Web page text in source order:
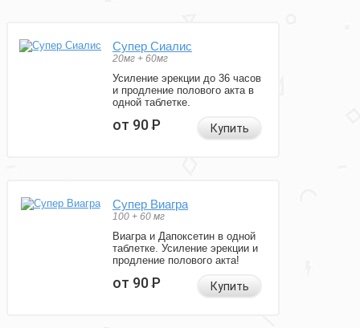
Супер Сиалис
20мг + 60мг
Усиление эрекции до 36 часов
и продление полового акта в
одной таблетке.
от 90Р Купить
Супер Виагра
100 + 60 мг
Виагра и Дапоксетин в одной
таблетке. Усиление эрекции и
продление полового акта!
от 90Р Купить